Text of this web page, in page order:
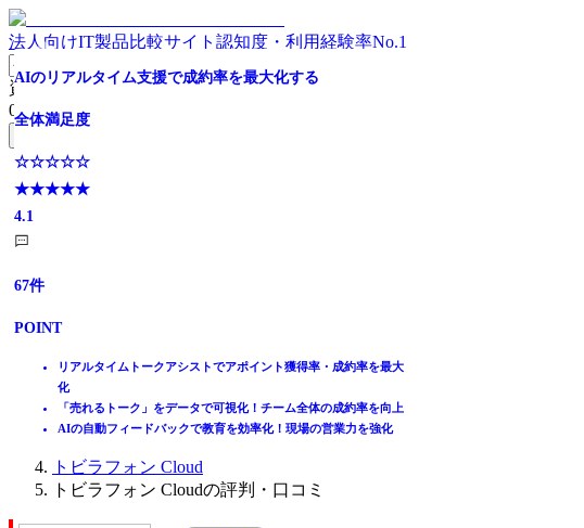
法人向けIT製品比較サイト 認知度・利用経験率No.1
資料請求リスト
0 件
製品を探す
動画で学ぶ
IT製品比較TOP
通信インフラ
トビラフォン Cloud
トビラフォン Cloudの評判・口コミ
AIのリアルタイム支援で成約率を最大化する
全体満足度
☆☆☆☆☆
★★★★★
4.1
67件
POINT
リアルタイムトークアシストでアポイント獲得率・成約率を最大
化
「売れるトーク」をデータで可視化！チーム全体の成約率を向上
AIの自動フィードバックで教育を効率化！現場の営業力を強化